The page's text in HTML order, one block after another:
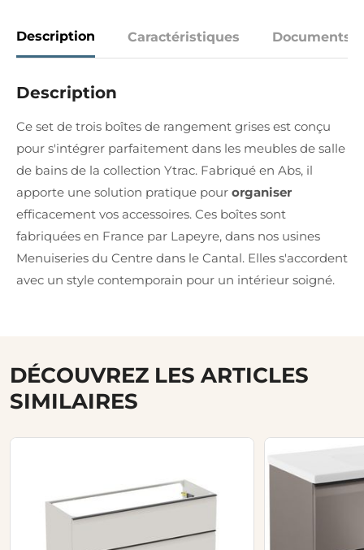
Description Caractéristiques Documents
Description
Ce set de trois boîtes de rangement grises est conçu
pour s'intégrer parfaitement dans les meubles de salle
de bains de la collection Ytrac. Fabriqué en Abs, il
apporte une solution pratique pour organiser
efficacement vos accessoires. Ces boîtes sont
fabriquées en France par Lapeyre, dans nos usines
Menuiseries du Centre dans le Cantal. Elles s'accordent
avec un style contemporain pour un intérieur soigné.
DÉCOUVREZ LES ARTICLES
SIMILAIRES